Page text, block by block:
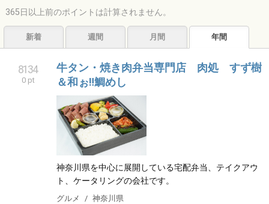
サービス 子育て 福祉
エンタメ アーティスト クリエイター その他
365日以上前のポイントは計算されません。
新着 週間 月間 年間
8134
0 pt
牛タン・焼き肉弁当専門店 肉処 すず樹
＆和ぉ‼鯛めし
神奈川県を中心に展開している宅配弁当、テイクアウ
ト、ケータリングの会社です。
グルメ 神奈川県